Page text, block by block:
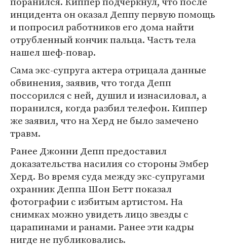
инцидента он оказал Деппу первую помощь
и попросил работников его дома найти
отрубленный кончик пальца. Часть тела
нашел шеф-повар.
Сама экс-супруга актера отрицала данные
обвинения, заявив, что тогда Депп
поссорился с ней, душил и изнасиловал, а
поранился, когда разбил телефон. Киппер
же заявил, что на Херд не было замечено
травм.
Ранее Джонни Депп предоставил
доказательства насилия со стороны Эмбер
Херд. Во время суда между экс-супругами
охранник Деппа Шон Бетт показал
фотографии с избитым артистом. На
снимках можно увидеть лицо звезды с
царапинами и ранами. Ранее эти кадры
нигде не публиковались.